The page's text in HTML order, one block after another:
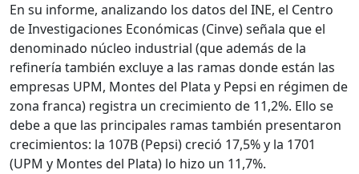
En su informe, analizando los datos del INE, el Centro
de Investigaciones Económicas (Cinve) señala que el
denominado núcleo industrial (que además de la
refinería también excluye a las ramas donde están las
empresas UPM, Montes del Plata y Pepsi en régimen de
zona franca) registra un crecimiento de 11,2%. Ello se
debe a que las principales ramas también presentaron
crecimientos: la 107B (Pepsi) creció 17,5% y la 1701
(UPM y Montes del Plata) lo hizo un 11,7%.